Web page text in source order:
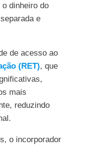
dinheiro do
e
de acesso ao
(RET), que
mais
reduzindo
o incorporador